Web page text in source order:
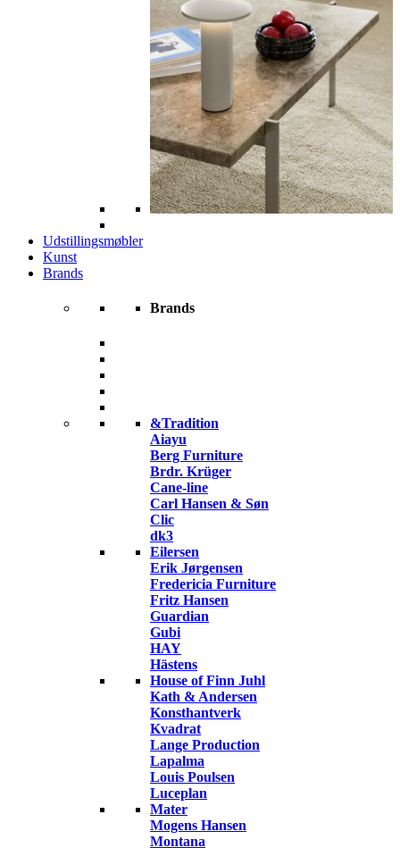
Udstillingsmøbler
Kunst
Brands
Brands
&Tradition
Aiayu
Berg Furniture
Brdr. Krüger
Cane-line
Carl Hansen & Søn
Clic
dk3
Eilersen
Erik Jørgensen
Fredericia Furniture
Fritz Hansen
Guardian
Gubi
HAY
Hästens
House of Finn Juhl
Kath & Andersen
Konsthantverk
Kvadrat
Lange Production
Lapalma
Louis Poulsen
Luceplan
Mater
Mogens Hansen
Montana